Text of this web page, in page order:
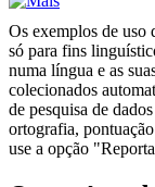
Os exemplos de uso
só para fins
numa língua e as
colecionados
de pesquisa de
ortografia,
use a opção